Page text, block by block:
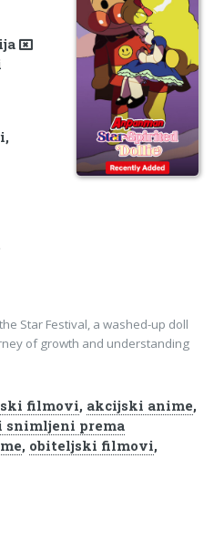
Star Festival, a washed-up doll
of growth and understanding
filmovi, akcijski anime,
snimljeni prema
, obiteljski filmovi,